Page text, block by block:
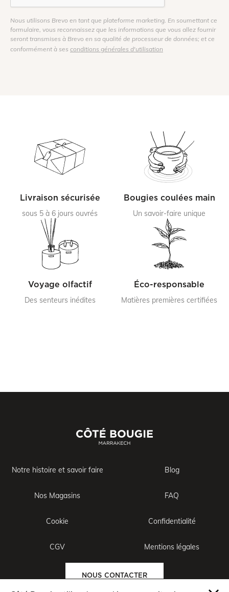
Nous utilisons Brevo en tant que plateforme marketing. En soumettant ce
formulaire, vous reconnaissez que les informations que vous allez fournir
seront transmises à Brevo en sa qualité de processeur de données; et ce
conformément à ses conditions générales d'utilisation
Livraison sécurisée
sous 5 à 6 jours ouvrés
Bougies coulées main
Un savoir-faire unique
Voyage olfactif
Des senteurs inédites
Éco-responsable
Matières premières certifiées
Notre histoire et savoir faire Blog
Nos Magasins FAQ
Cookie Confidentialité
CGV Mentions légales
NOUS CONTACTER